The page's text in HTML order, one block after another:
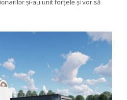
și-au unit forțele și vor să